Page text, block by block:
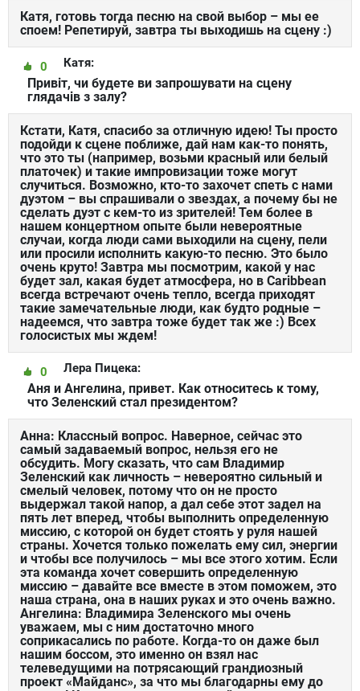
Катя, готовь тогда песню на свой выбор – мы ее
споем! Репетируй, завтра ты выходишь на сцену :)
Катя:
0
Привіт, чи будете ви запрошувати на сцену
глядачів з залу?
Кстати, Катя, спасибо за отличную идею! Ты просто
подойди к сцене поближе, дай нам как-то понять,
что это ты (например, возьми красный или белый
платочек) и такие импровизации тоже могут
случиться. Возможно, кто-то захочет спеть с нами
дуэтом – вы спрашивали о звездах, а почему бы не
сделать дуэт с кем-то из зрителей! Тем более в
нашем концертном опыте были невероятные
случаи, когда люди сами выходили на сцену, пели
или просили исполнить какую-то песню. Это было
очень круто! Завтра мы посмотрим, какой у нас
будет зал, какая будет атмосфера, но в Caribbean
всегда встречают очень тепло, всегда приходят
такие замечательные люди, как будто родные –
надеемся, что завтра тоже будет так же :) Всех
голосистых мы ждем!
Лера Пицека:
0
Аня и Ангелина, привет. Как относитесь к тому,
что Зеленский стал президентом?
Анна: Классный вопрос. Наверное, сейчас это
самый задаваемый вопрос, нельзя его не
обсудить. Могу сказать, что сам Владимир
Зеленский как личность – невероятно сильный и
смелый человек, потому что он не просто
выдержал такой напор, а дал себе этот задел на
пять лет вперед, чтобы выполнить определенную
миссию, с которой он будет стоять у руля нашей
страны. Хочется только пожелать ему сил, энергии
и чтобы все получилось – мы все этого хотим. Если
эта команда хочет совершить определенную
миссию – давайте все вместе в этом поможем, это
наша страна, она в наших руках и это очень важно.
Ангелина: Владимира Зеленского мы очень
уважаем, мы с ним достаточно много
соприкасались по работе. Когда-то он даже был
нашим боссом, это именно он взял нас
телеведущими на потрясающий грандиозный
проект «Майданс», за что мы благодарны ему до